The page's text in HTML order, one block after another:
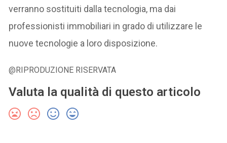
verranno sostituiti dalla tecnologia, ma dai
professionisti immobiliari in grado di utilizzare le
nuove tecnologie a loro disposizione.
@RIPRODUZIONE RISERVATA
Valuta la qualità di questo articolo